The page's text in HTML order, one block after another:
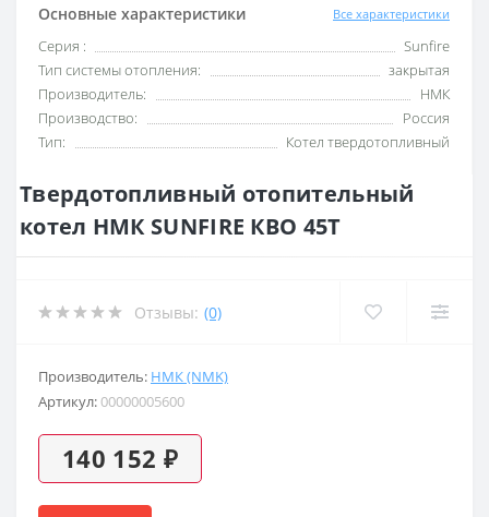
Основные характеристики Все характеристики
Серия :
Sunfire
Тип системы отопления:
закрытая
Производитель:
НМК
Производство:
Россия
Тип:
Котел твердотопливный
Твердотопливный отопительный
котел НМК SUNFIRE КВО 45Т
Отзывы: (0)
Производитель: НМК (NMK)
Артикул:00000005600
140 152 ₽